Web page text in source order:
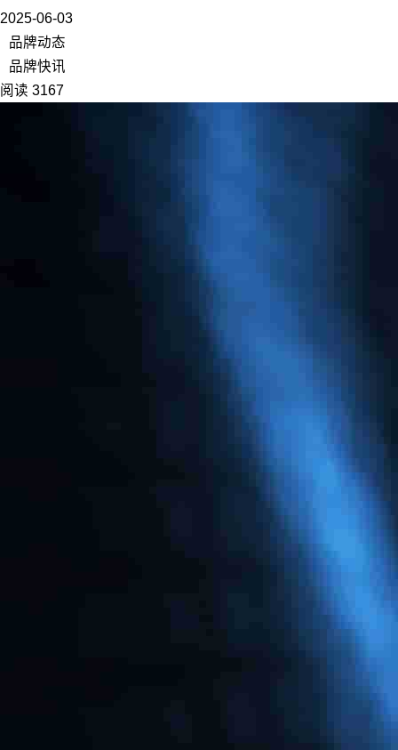
2025-06-03
品牌动态
品牌快讯
阅读 3167